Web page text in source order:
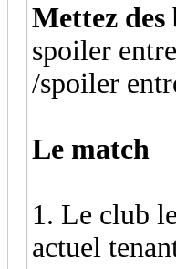
Mettez des
spoiler
/spoiler
Le match
1. Le club
actuel